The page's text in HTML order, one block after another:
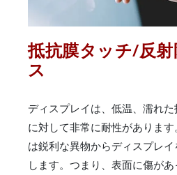
抵抗膜タッチ/反射
ス
ディスプレイは、低温、濡れ
に対して非常に耐性がありま
は鋭利な異物からディスプレ
します。つまり、表面に傷が